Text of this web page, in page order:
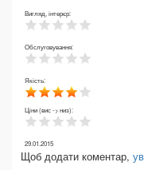
Вигляд, інтерєр:
Обслуговування:
Якість:
Ціни (вис -> низ):
29.01.2015
Щоб додати коментар,